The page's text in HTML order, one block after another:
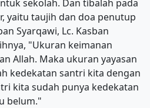
sekolah. Dan tibalah pada
yaitu taujih dan doa penutup
Syarqawi, Lc. Kasban
"Ukuran keimanan
Allah. Maka ukuran yayasan
kedekatan santri kita dengan
kita sudah punya kedekatan
belum."